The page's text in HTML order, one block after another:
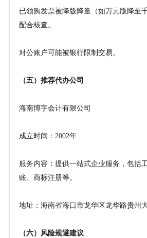
已领购发票被降版降量（如万元版降至
配合核查。
对公账户可能被银行限制交易。
（五） 推荐代办公司
海南博宇会计有限公司
成立时间： 2002年
服务内容：提供一站式企业服务，包括
账、商标注册等。
地址：海南省海口市龙华区龙华路贵州
（六）风险规避建议